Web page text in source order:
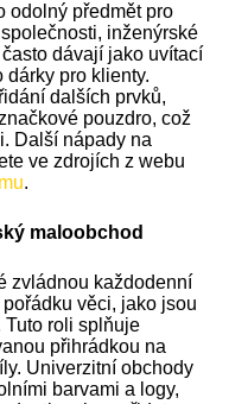
odolný předmět pro
inženýrské
dávají jako uvítací
dárky pro klienty.
dalších prvků,
pouzdro, což
Další nápady na
ve zdrojích z webu
.
maloobchod
zvládnou každodenní
věci, jako jsou
Tuto roli splňuje
přihrádkou na
Univerzitní obchody
barvami a logy,